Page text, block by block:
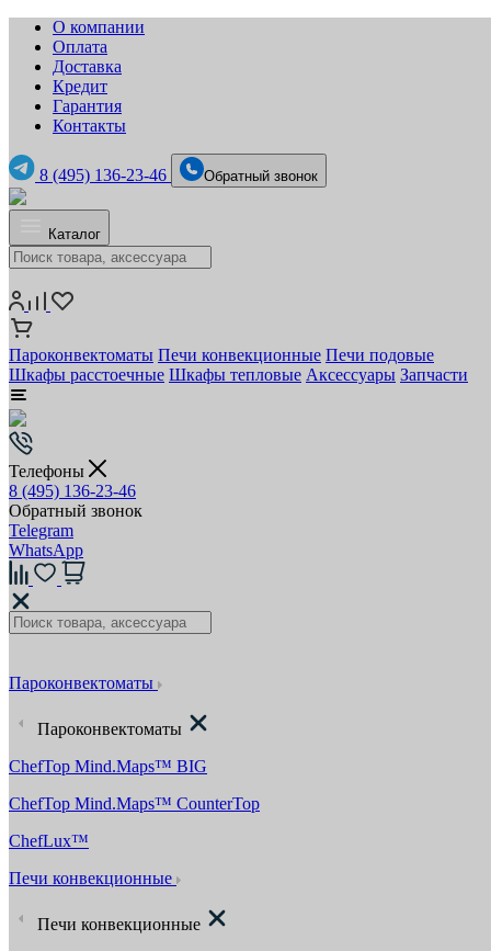
О компании
Оплата
Доставка
Кредит
Гарантия
Контакты
8 (495) 136-23-46 Обратный звонок
Каталог
Пароконвектоматы Печи конвекционные Печи подовые
Шкафы расстоечные Шкафы тепловые Аксессуары Запчасти
Телефоны
8 (495) 136-23-46
Обратный звонок
Telegram
WhatsApp
Пароконвектоматы
Пароконвектоматы
ChefTop Mind.Maps™ BIG
ChefTop Mind.Maps™ CounterTop
ChefLux™
Печи конвекционные
Печи конвекционные